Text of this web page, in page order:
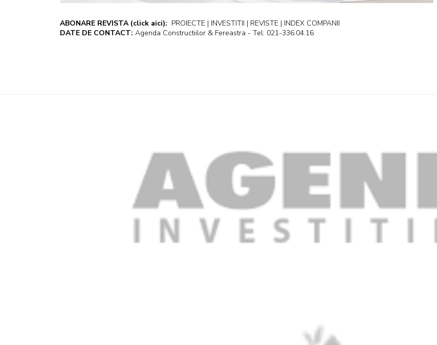
ABONARE REVISTA (click aici): PROIECTE | INVESTITII | REVISTE | INDEX COMPANII
DATE DE CONTACT: Agenda Constructiilor & Fereastra - Tel: 021-336.04.16